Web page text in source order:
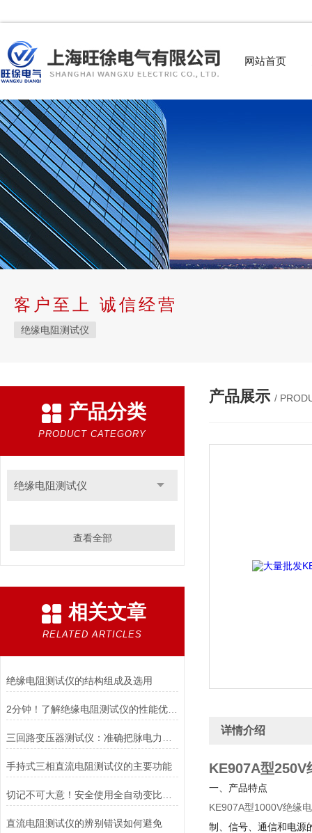
网站首页
客户至上 诚信经营
绝缘电阻测试仪
产品分类
PRODUCT CATEGORY
绝缘电阻测试仪
查看全部
相关文章
RELATED ARTICLES
绝缘电阻测试仪的结构组成及选用
2分钟！了解绝缘电阻测试仪的性能优势！
手持式三相直流电阻测试仪的主要功能
直流电阻测试仪的辨别错误如何避免
产品展示 /
详情介绍
KE907A型250V
一、产品特点
KE907A型1000V绝缘
制、信号、通信和电源